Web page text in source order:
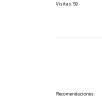
Visitas: 59
Recomendaciones: